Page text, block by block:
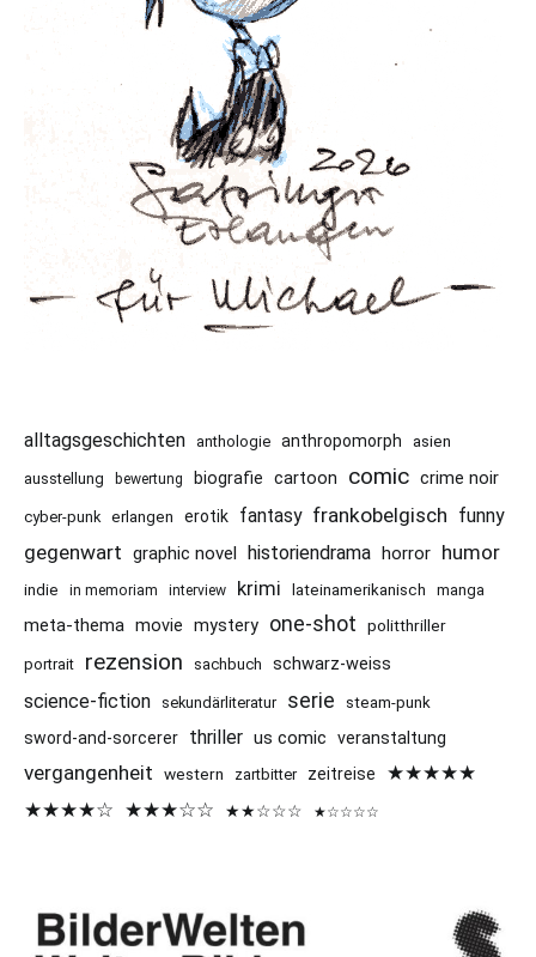
alltagsgeschichten anthologie anthropomorph asien
ausstellung bewertung biografie cartoon comic crime noir
cyber-punk erlangen erotik fantasy frankobelgisch funny
gegenwart graphic novel historiendrama horror humor
indie in memoriam interview krimi lateinamerikanisch manga
meta-thema movie mystery one-shot politthriller
portrait rezension sachbuch schwarz-weiss
science-fiction sekundärliteratur serie steam-punk
sword-and-sorcerer thriller us comic veranstaltung
vergangenheit western zartbitter zeitreise
★★★★★
★★★★☆ ★★★☆☆ ★★☆☆☆ ★☆☆☆☆